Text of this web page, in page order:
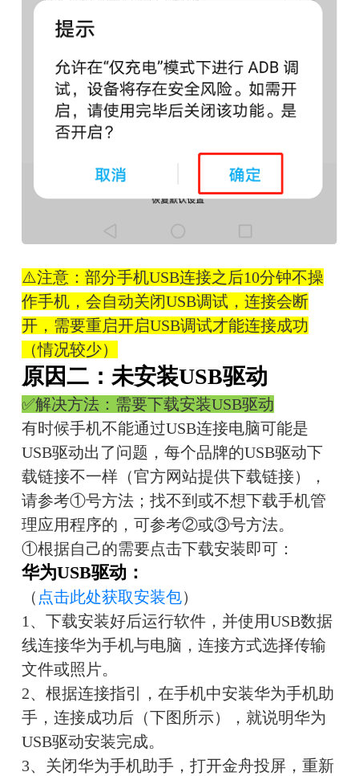
⚠️注意：部分手机USB连接之后10分钟不操
作手机，会自动关闭USB调试，连接会断
开，需要重启开启USB调试才能连接成功
（情况较少）
原因二：未安装USB驱动
✅解决方法：需要下载安装USB驱动
有时候手机不能通过USB连接电脑可能是
USB驱动出了问题，每个品牌的USB驱动下
载链接不一样（官方网站提供下载链接），
请参考①号方法；找不到或不想下载手机管
理应用程序的，可参考②或③号方法。
①根据自己的需要点击下载安装即可：
华为USB驱动：
（ 点击此处获取安装包）
1、下载安装好后运行软件，并使用USB数据
线连接华为手机与电脑，连接方式选择传输
文件或照片。
2、根据连接指引，在手机中安装华为手机助
手，连接成功后（下图所示），就说明华为
USB驱动安装完成。
3、关闭华为手机助手，打开金舟投屏，重新